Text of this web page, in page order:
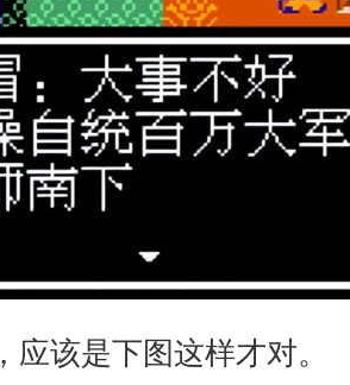
应该是下图这样才对。